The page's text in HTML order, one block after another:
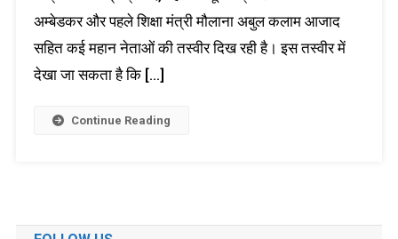
अम्बेडकर और पहले शिक्षा मंत्री मौलाना अबुल कलाम आजाद‌
सहित कई महान नेताओं की तस्वीर दिख रही है। इस तस्वीर में
देखा जा सकता है कि […]
Continue Reading